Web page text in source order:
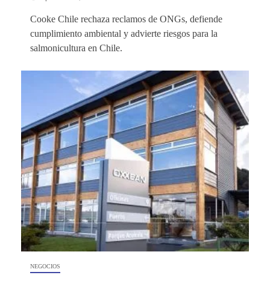
Cooke Chile rechaza reclamos de ONGs, defiende
cumplimiento ambiental y advierte riesgos para la
salmonicultura en Chile.
NEGOCIOS